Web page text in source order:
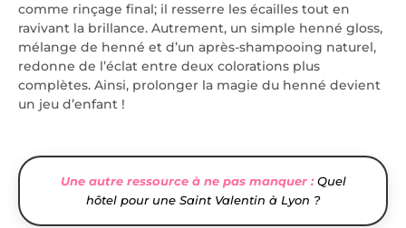
comme rinçage final; il resserre les écailles tout en
ravivant la brillance. Autrement, un simple henné gloss,
mélange de henné et d’un après-shampooing naturel,
redonne de l’éclat entre deux colorations plus
complètes. Ainsi, prolonger la magie du henné devient
un jeu d’enfant !
Une autre ressource à ne pas manquer :Quel
hôtel pour une Saint Valentin à Lyon ?